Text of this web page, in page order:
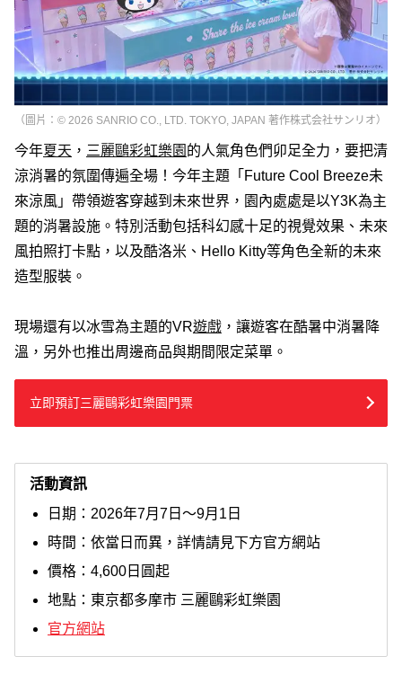
（圖片：© 2026 SANRIO CO., LTD. TOKYO, JAPAN 著作株式会社サンリオ）
今年夏天 ， 三麗鷗彩虹樂園 的人氣角色們卯足全力，要把清
涼消暑的氛圍傳遍全場！今年主題「Future Cool Breeze未
來涼風」帶領遊客穿越到未來世界，園內處處是以Y3K為主
題的消暑設施。特別活動包括科幻感十足的視覺效果、未來
風拍照打卡點，以及酷洛米、Hello Kitty等角色全新的未來
造型服裝。
現場還有以冰雪為主題的VR遊戲 ，讓遊客在酷暑中消暑降
溫，另外也推出周邊商品與期間限定菜單。
立即預訂三麗鷗彩虹樂園門票
活動資訊
日期：2026年7月7日～9月1日
時間：依當日而異，詳情請見下方官方網站
價格：4,600日圓起
地點：東京都多摩市 三麗鷗彩虹樂園
官方網站